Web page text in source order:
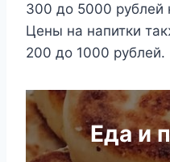
300 до 5000
Цены на напитки
200 до 1000 рублей.
Еда и